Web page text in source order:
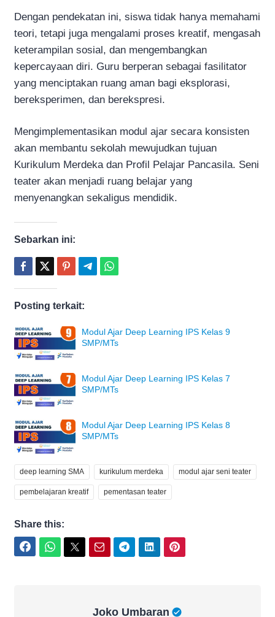
Dengan pendekatan ini, siswa tidak hanya memahami
teori, tetapi juga mengalami proses kreatif, mengasah
keterampilan sosial, dan mengembangkan
kepercayaan diri. Guru berperan sebagai fasilitator
yang menciptakan ruang aman bagi eksplorasi,
bereksperimen, dan berekspresi.
Mengimplementasikan modul ajar secara konsisten
akan membantu sekolah mewujudkan tujuan
Kurikulum Merdeka dan Profil Pelajar Pancasila. Seni
teater akan menjadi ruang belajar yang
menyenangkan sekaligus mendidik.
Sebarkan ini:
Posting terkait:
Modul Ajar Deep Learning IPS Kelas 9
SMP/MTs
Modul Ajar Deep Learning IPS Kelas 7
SMP/MTs
Modul Ajar Deep Learning IPS Kelas 8
SMP/MTs
deep learning SMA kurikulum merdeka modul ajar seni teater
pembelajaran kreatif pementasan teater
Share this:
Joko Umbaran